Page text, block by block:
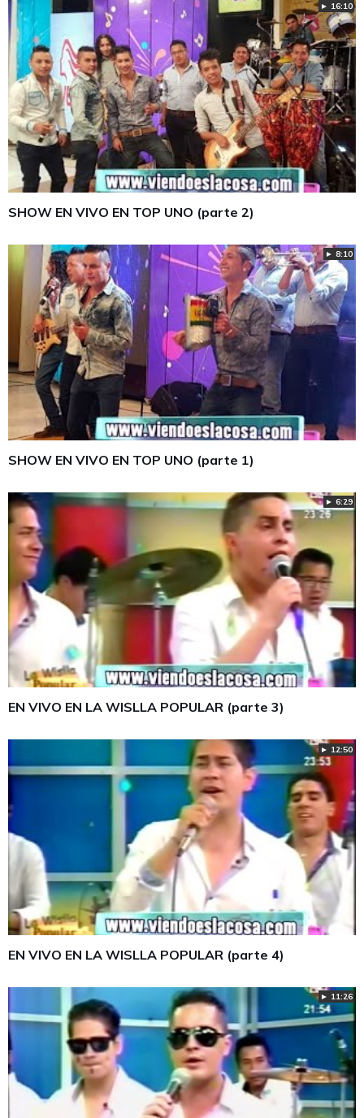
► 16:10
SHOW EN VIVO EN TOP UNO (parte 2)
► 8:10
SHOW EN VIVO EN TOP UNO (parte 1)
► 6:29
EN VIVO EN LA WISLLA POPULAR (parte 3)
► 12:50
EN VIVO EN LA WISLLA POPULAR (parte 4)
► 11:26